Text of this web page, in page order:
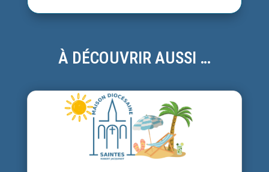
À DÉCOUVRIR AUSSI …